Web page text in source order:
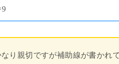
なり親切ですが補助線が書かれ